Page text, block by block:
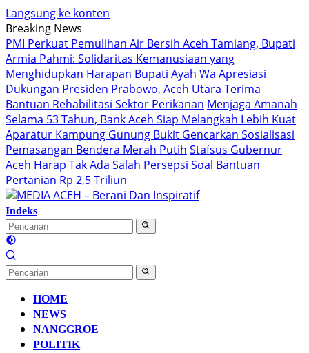
Langsung ke konten
Breaking News
PMI Perkuat Pemulihan Air Bersih Aceh Tamiang, Bupati
Armia Pahmi: Solidaritas Kemanusiaan yang
Menghidupkan Harapan Bupati Ayah Wa Apresiasi
Dukungan Presiden Prabowo, Aceh Utara Terima
Bantuan Rehabilitasi Sektor Perikanan Menjaga Amanah
Selama 53 Tahun, Bank Aceh Siap Melangkah Lebih Kuat
Aparatur Kampung Gunung Bukit Gencarkan Sosialisasi
Pemasangan Bendera Merah Putih Stafsus Gubernur
Aceh Harap Tak Ada Salah Persepsi Soal Bantuan
Pertanian Rp 2,5 Triliun
Indeks
HOME
NEWS
NANGGROE
POLITIK